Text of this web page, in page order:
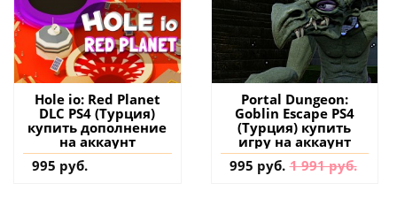
Hole io: Red Planet
DLC PS4 (Турция)
купить дополнение
на аккаунт
995 руб.
Portal Dungeon:
Goblin Escape PS4
(Турция) купить
игру на аккаунт
995 руб. 1 991 руб.